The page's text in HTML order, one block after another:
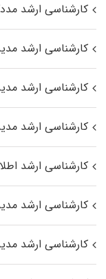
کارشناسی ارشد
کارشناسی ارشد
کارشناسی ارشد
کارشناسی ارشد
کارشناسی ارشد
کارشناسی ارشد
کارشناسی ارشد